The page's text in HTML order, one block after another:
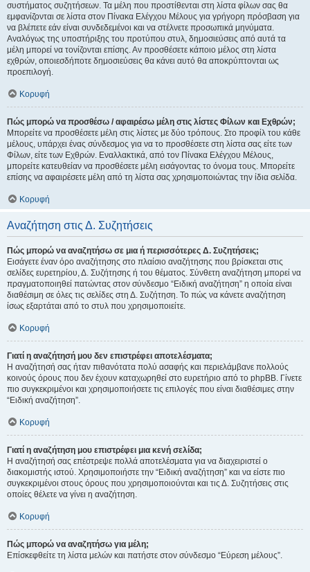
συστήματος συζητήσεων. Τα μέλη που προστίθενται στη λίστα φίλων σας θα
εμφανίζονται σε λίστα στον Πίνακα Ελέγχου Μέλους για γρήγορη πρόσβαση για
να βλέπετε εάν είναι συνδεδεμένοι και να στέλνετε προσωπικά μηνύματα.
Αναλόγως της υποστήριξης του προτύπου στυλ, δημοσιεύσεις από αυτά τα
μέλη μπορεί να τονίζονται επίσης. Αν προσθέσετε κάποιο μέλος στη λίστα
εχθρών, οποιεσδήποτε δημοσιεύσεις θα κάνει αυτό θα αποκρύπτονται ως
προεπιλογή.
Κορυφή
Πώς μπορώ να προσθέσω / αφαιρέσω μέλη στις λίστες Φίλων και Εχθρών;
Μπορείτε να προσθέσετε μέλη στις λίστες με δύο τρόπους. Στο προφίλ του κάθε
μέλους, υπάρχει ένας σύνδεσμος για να το προσθέσετε στη λίστα σας είτε των
Φίλων, είτε των Εχθρών. Εναλλακτικά, από τον Πίνακα Ελέγχου Μέλους,
μπορείτε κατευθείαν να προσθέσετε μέλη εισάγοντας το όνομα τους. Μπορείτε
επίσης να αφαιρέσετε μέλη από τη λίστα σας χρησιμοποιώντας την ίδια σελίδα.
Κορυφή
Αναζήτηση στις Δ. Συζητήσεις
Πώς μπορώ να αναζητήσω σε μια ή περισσότερες Δ. Συζητήσεις;
Εισάγετε έναν όρο αναζήτησης στο πλαίσιο αναζήτησης που βρίσκεται στις
σελίδες ευρετηρίου, Δ. Συζήτησης ή του θέματος. Σύνθετη αναζήτηση μπορεί να
πραγματοποιηθεί πατώντας στον σύνδεσμο “Ειδική αναζήτηση” η οποία είναι
διαθέσιμη σε όλες τις σελίδες στη Δ. Συζήτηση. Το πώς να κάνετε αναζήτηση
ίσως εξαρτάται από το στυλ που χρησιμοποιείτε.
Κορυφή
Γιατί η αναζήτησή μου δεν επιστρέφει αποτελέσματα;
Η αναζήτησή σας ήταν πιθανότατα πολύ ασαφής και περιελάμβανε πολλούς
κοινούς όρους που δεν έχουν καταχωρηθεί στο ευρετήριο από το phpBB. Γίνετε
πιο συγκεκριμένοι και χρησιμοποιήσετε τις επιλογές που είναι διαθέσιμες στην
“Ειδική αναζήτηση”.
Κορυφή
Γιατί η αναζήτηση μου επιστρέφει μια κενή σελίδα;
Η αναζήτησή σας επέστρεψε πολλά αποτελέσματα για να διαχειριστεί ο
διακομιστής ιστού. Χρησιμοποιήστε την “Ειδική αναζήτηση” και να είστε πιο
συγκεκριμένοι στους όρους που χρησιμοποιούνται και τις Δ. Συζητήσεις στις
οποίες θέλετε να γίνει η αναζήτηση.
Κορυφή
Πώς μπορώ να αναζητήσω για μέλη;
Επίσκεφθείτε τη λίστα μελών και πατήστε στον σύνδεσμο “Εύρεση μέλους”.